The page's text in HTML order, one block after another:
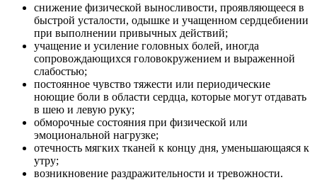
снижение физической выносливости, проявляющееся в
быстрой усталости, одышке и учащенном сердцебиении
при выполнении привычных действий;
учащение и усиление головных болей, иногда
сопровождающихся головокружением и выраженной
слабостью;
постоянное чувство тяжести или периодические
ноющие боли в области сердца, которые могут отдавать
в шею и левую руку;
обморочные состояния при физической или
эмоциональной нагрузке;
отечность мягких тканей к концу дня, уменьшающаяся к
утру;
возникновение раздражительности и тревожности.